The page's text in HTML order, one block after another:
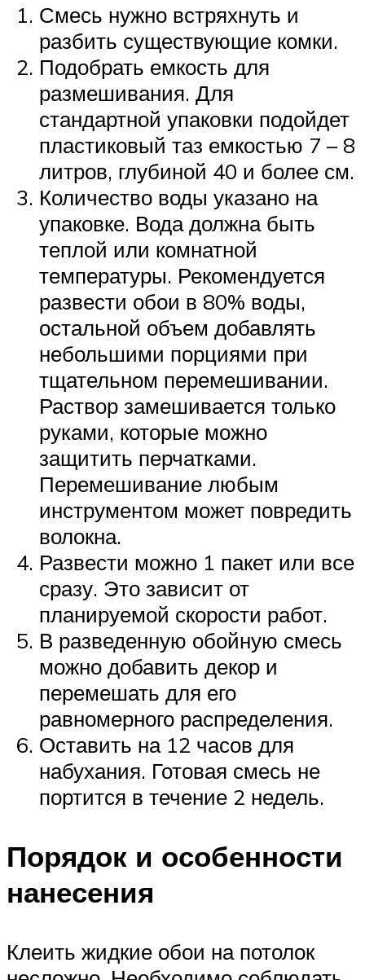
Смесь нужно встряхнуть и
разбить существующие комки.
Подобрать емкость для
размешивания. Для
стандартной упаковки подойдет
пластиковый таз емкостью 7 – 8
литров, глубиной 40 и более см.
Количество воды указано на
упаковке. Вода должна быть
теплой или комнатной
температуры. Рекомендуется
развести обои в 80% воды,
остальной объем добавлять
небольшими порциями при
тщательном перемешивании.
Раствор замешивается только
руками, которые можно
защитить перчатками.
Перемешивание любым
инструментом может повредить
волокна.
Развести можно 1 пакет или все
сразу. Это зависит от
планируемой скорости работ.
В разведенную обойную смесь
можно добавить декор и
перемешать для его
равномерного распределения.
Оставить на 12 часов для
набухания. Готовая смесь не
портится в течение 2 недель.
Порядок и особенности
нанесения
Клеить жидкие обои на потолок